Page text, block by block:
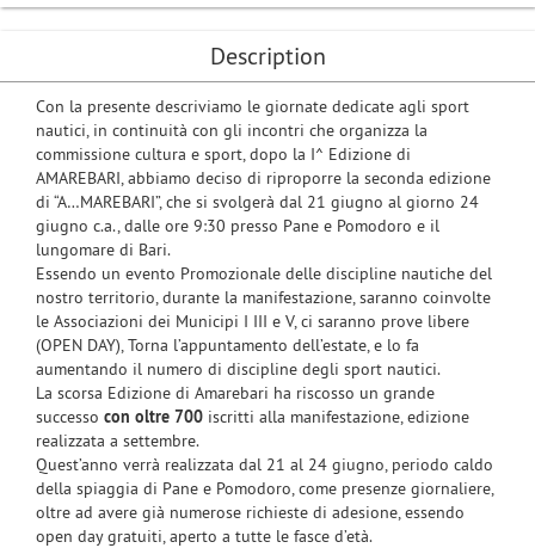
Description
Con la presente descriviamo le giornate dedicate agli sport
nautici, in continuità con gli incontri che organizza la
commissione cultura e sport, dopo la I^ Edizione di
AMAREBARI, abbiamo deciso di riproporre la seconda edizione
di “A…MAREBARI”, che si svolgerà dal 21 giugno al giorno 24
giugno c.a., dalle ore 9:30 presso Pane e Pomodoro e il
lungomare di Bari.
Essendo un evento Promozionale delle discipline nautiche del
nostro territorio, durante la manifestazione, saranno coinvolte
le Associazioni dei Municipi I III e V, ci saranno prove libere
(OPEN DAY), Torna l’appuntamento dell’estate, e lo fa
aumentando il numero di discipline degli sport nautici.
La scorsa Edizione di Amarebari ha riscosso un grande
successo con oltre 700 iscritti alla manifestazione, edizione
realizzata a settembre.
Quest’anno verrà realizzata dal 21 al 24 giugno, periodo caldo
della spiaggia di Pane e Pomodoro, come presenze giornaliere,
oltre ad avere già numerose richieste di adesione, essendo
open day gratuiti, aperto a tutte le fasce d’età.